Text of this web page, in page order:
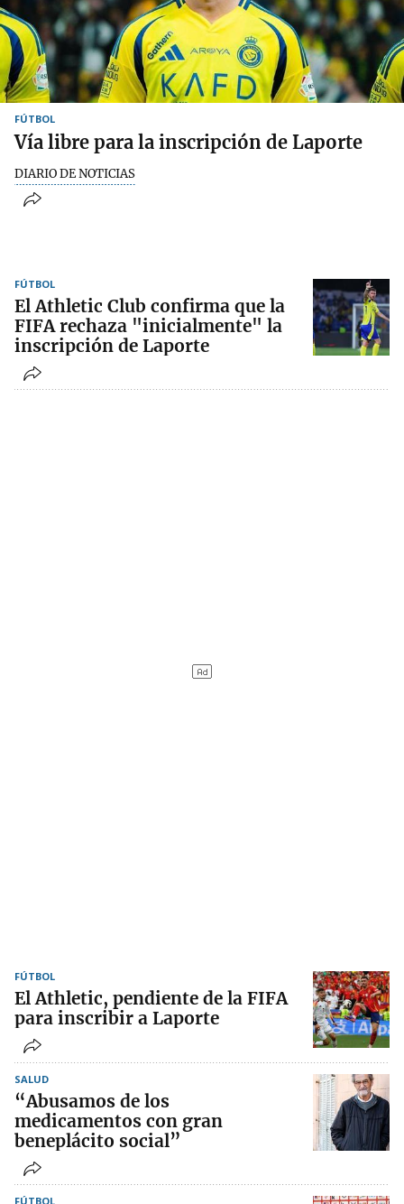
FÚTBOL
Vía libre para la inscripción de Laporte
DIARIO DE NOTICIAS
FÚTBOL
El Athletic Club confirma que la
FIFA rechaza "inicialmente" la
inscripción de Laporte
FÚTBOL
El Athletic, pendiente de la FIFA
para inscribir a Laporte
SALUD
“Abusamos de los
medicamentos con gran
beneplácito social”
FÚTBOL